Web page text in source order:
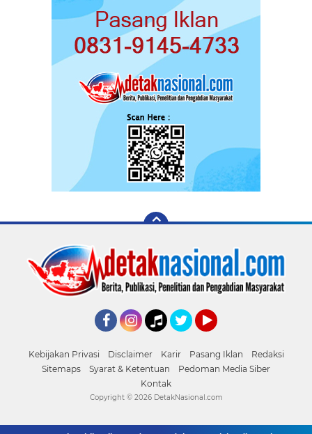
Kebijakan Privasi Disclaimer Karir Pasang Iklan
Redaksi
Sitemaps
Syarat & Ketentuan
Pedoman Media Siber
Kontak
Copyright © 2026 DetakNasional.com